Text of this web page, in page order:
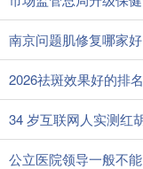
南京问题肌修复哪家
2026祛斑效果好的排
34 岁互联网人实测红
公立医院领导一般不